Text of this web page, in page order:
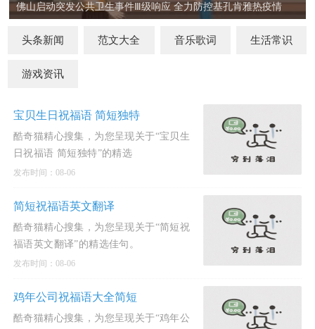
佛山启动突发公共卫生事件Ⅲ级响应 全力防控基孔肯雅热疫情
头条新闻 范文大全 音乐歌词 生活常识
游戏资讯
宝贝生日祝福语 简短独特
酷奇猫精心搜集，为您呈现关于“宝贝生
日祝福语 简短独特”的精选
发布时间：08-06
简短祝福语英文翻译
酷奇猫精心搜集，为您呈现关于“简短祝
福语英文翻译”的精选佳句。
发布时间：08-06
鸡年公司祝福语大全简短
酷奇猫精心搜集，为您呈现关于“鸡年公